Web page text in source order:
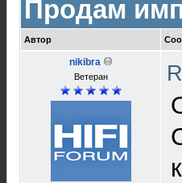
Продам
Автор
nikibra
Ветеран